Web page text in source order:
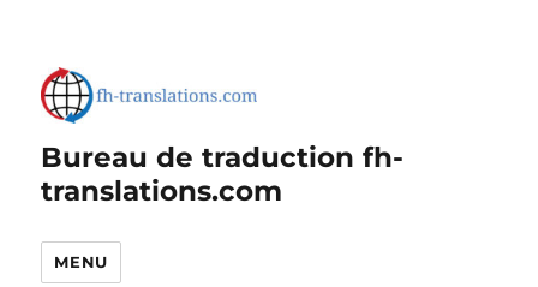
Bureau de traduction fh-
translations.com
MENU